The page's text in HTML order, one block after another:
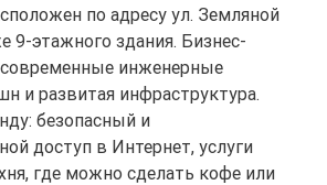
по адресу ул. Земляной
9-этажного здания. Бизнес-
современные инженерные
и развитая инфраструктура.
безопасный и
доступ в Интернет, услуги
где можно сделать кофе или